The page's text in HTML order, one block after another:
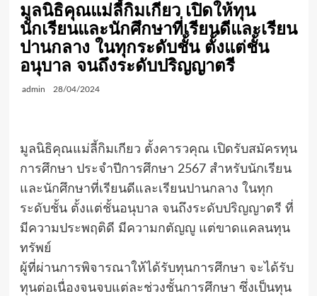
มูลนิธิคุณแม่ลี้กิมเกียว เปิดให้ทุน
นักเรียนและนักศึกษาที่เรียนดีและเรียน
ปานกลาง ในทุกระดับชั้น ตั้งแต่ชั้น
อนุบาล จนถึงระดับปริญญาตรี
admin 28/04/2024
มูลนิธิคุณแม่ลี้กิมเกียว ตั้งคารวคุณ เปิดรับสมัครทุน
การศึกษา ประจำปีการศึกษา 2567 สำหรับนักเรียน
และนักศึกษาที่เรียนดีและเรียนปานกลาง ในทุก
ระดับชั้น ตั้งแต่ชั้นอนุบาล จนถึงระดับปริญญาตรี ที่
มีความประพฤติดี มีความกตัญญู แต่ขาดแคลนทุน
ทรัพย์
ผู้ที่ผ่านการพิจารณาให้ได้รับทุนการศึกษา จะได้รับ
ทุนต่อเนื่องจนจบแต่ละช่วงชั้นการศึกษา ซึ่งเป็นทุน